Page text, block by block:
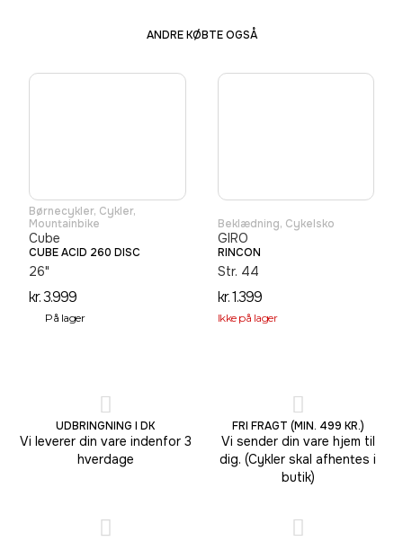
ANDRE KØBTE OGSÅ
Børnecykler, Cykler,
Mountainbike
Cube
CUBE ACID 260 DISC
26"
kr.3.999
På lager
Beklædning, Cykelsko
GIRO
RINCON
Str. 44
kr.1.399
Ikke på lager
UDBRINGNING I DK
Vi leverer din vare indenfor 3
hverdage
FRI FRAGT (MIN. 499 KR.)
Vi sender din vare hjem til
dig. (Cykler skal afhentes i
butik)